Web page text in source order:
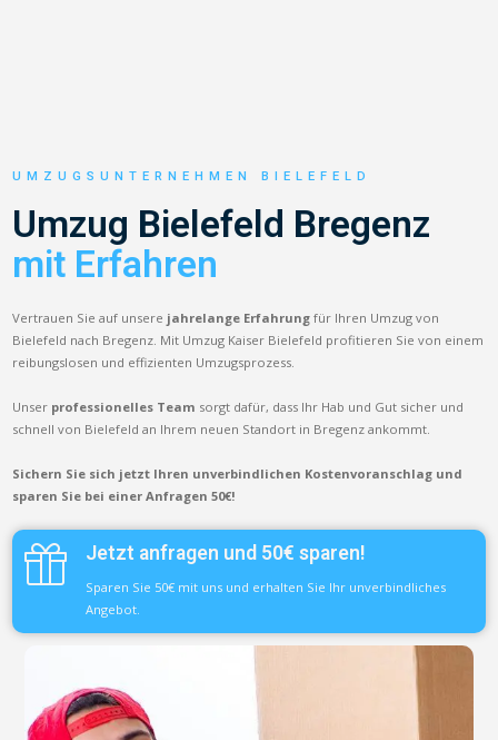
UMZUGSUNTERNEHMEN BIELEFELD
Umzug Bielefeld Bregenz
mit Erfahren
Vertrauen Sie auf unsere jahrelange Erfahrung für Ihren Umzug von
Bielefeld nach Bregenz. Mit Umzug Kaiser Bielefeld profitieren Sie von einem
reibungslosen und effizienten Umzugsprozess.
Unser professionelles Team sorgt dafür, dass Ihr Hab und Gut sicher und
schnell von Bielefeld an Ihrem neuen Standort in Bregenz ankommt.
Sichern Sie sich jetzt Ihren unverbindlichen Kostenvoranschlag und
sparen Sie bei einer Anfragen 50€!
Jetzt anfragen und 50€ sparen!
Sparen Sie 50€ mit uns und erhalten Sie Ihr unverbindliches
Angebot.